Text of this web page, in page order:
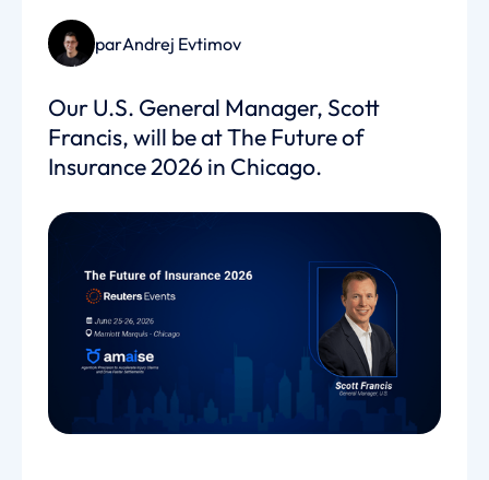
parAndrej Evtimov
Our U.S. General Manager, Scott
Francis, will be at The Future of
Insurance 2026 in Chicago.